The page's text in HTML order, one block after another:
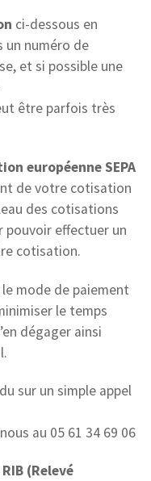
ci-dessous en
un numéro de
et si possible une
être parfois très
européenne SEPA
de votre cotisation
des cotisations
pouvoir effectuer un
cotisation.
mode de paiement
le temps
dégager ainsi
sur un simple appel
au 05 61 34 69 06
RIB (Relevé